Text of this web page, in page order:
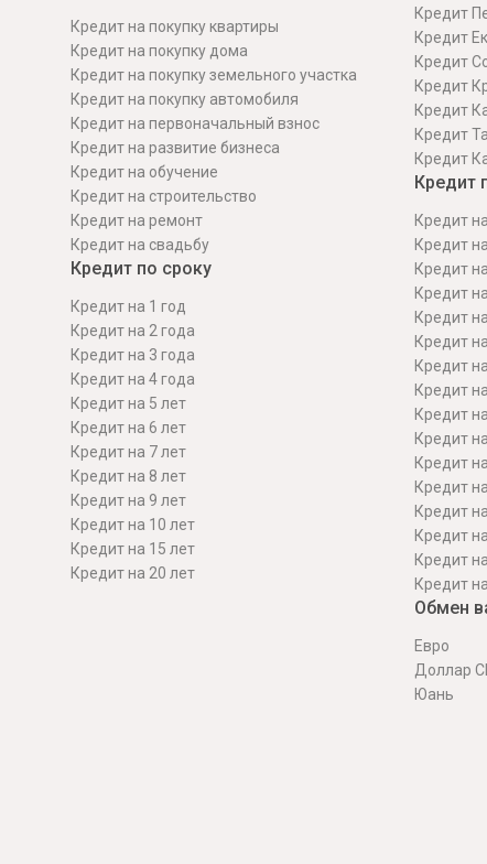
Кредит на покупку квартиры
Кредит на покупку дома
Кредит на покупку земельного участка
Кредит на покупку автомобиля
Кредит на первоначальный взнос
Кредит на развитие бизнеса
Кредит на обучение
Кредит на строительcтво
Кредит на ремонт
Кредит на свадьбу
Кредит по сроку
Кредит на 1 год
Кредит на 2 года
Кредит на 3 года
Кредит на 4 года
Кредит на 5 лет
Кредит на 6 лет
Кредит на 7 лет
Кредит на 8 лет
Кредит на 9 лет
Кредит на 10 лет
Кредит на 15 лет
Кредит на 20 лет
Кредит
Кредит
Кредит
Кредит
Кредит
Кредит
Кредит
Кредит
Кредит
Кредит
Кредит
Кредит
Кредит
Кредит
Кредит
Кредит
Кредит
Кредит
Кредит
Кредит
Кредит
Кредит
Кредит
Кредит
Обмен
Евро
Доллар
Юань